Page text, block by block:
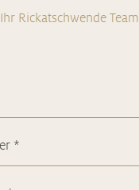
Ihr Rickatschwende Team